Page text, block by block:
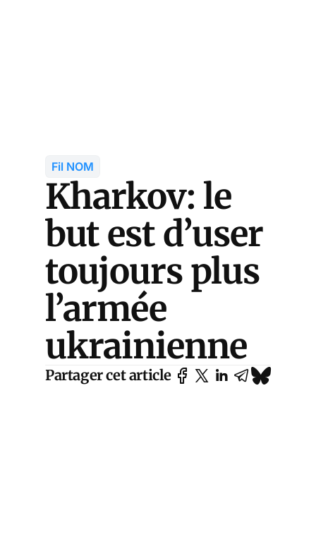
Fil NOM
Kharkov: le
but est d’user
toujours plus
l’armée
ukrainienne
Partager cet article